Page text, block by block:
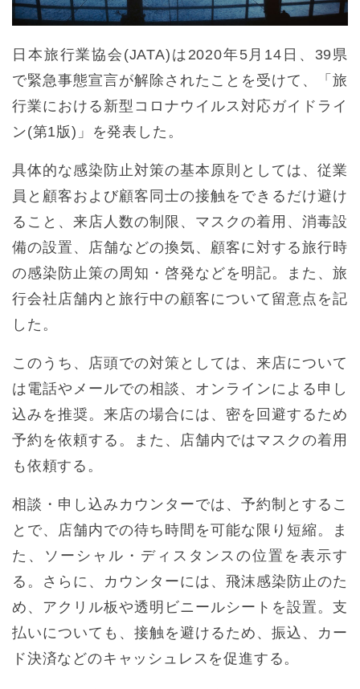
日本旅行業協会(JATA)は2020年5月14日、39県
で緊急事態宣言が解除されたことを受けて、「旅
行業における新型コロナウイルス対応ガイドライ
ン(第1版)」を発表した。
具体的な感染防止対策の基本原則としては、従業
員と顧客および顧客同士の接触をできるだけ避け
ること、来店人数の制限、マスクの着用、消毒設
備の設置、店舗などの換気、顧客に対する旅行時
の感染防止策の周知・啓発などを明記。また、旅
行会社店舗内と旅行中の顧客について留意点を記
した。
このうち、店頭での対策としては、来店について
は電話やメールでの相談、オンラインによる申し
込みを推奨。来店の場合には、密を回避するため
予約を依頼する。また、店舗内ではマスクの着用
も依頼する。
相談・申し込みカウンターでは、予約制とするこ
とで、店舗内での待ち時間を可能な限り短縮。ま
た、ソーシャル・ディスタンスの位置を表示す
る。さらに、カウンターには、飛沫感染防止のた
め、アクリル板や透明ビニールシートを設置。支
払いについても、接触を避けるため、振込、カー
ド決済などのキャッシュレスを促進する。